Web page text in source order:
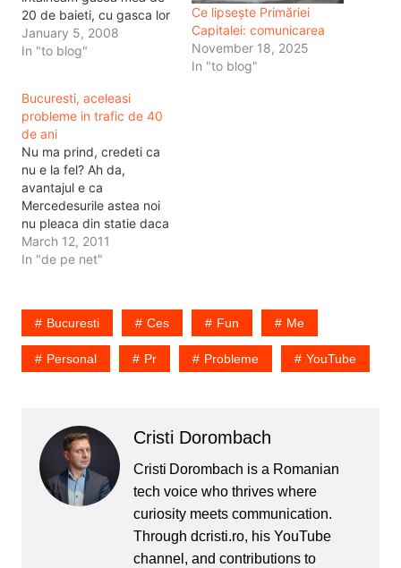
20 de baieti, cu gasca lor
de 20 de baieti pe centru
sau in curtea scolii mele si
gaseam pe acolo. Dupa
care, gasca mai slab
pregatita devenea
prieten…
January 5, 2008
In "to blog"
Ce lipsește Primăriei
Capitalei: comunicarea
November 18, 2025
In "to blog"
Bucuresti, aceleasi
probleme in trafic de 40
de ani
Nu ma prind, credeti ca
nu e la fel? Ah da,
avantajul e ca
Mercedesurile astea noi
nu pleaca din statie daca
nu se inchid complet si
corect usile. In rest totul e
incoace? In Bucuresti?
via.
March 12, 2011
In "de pe net"
Bucuresti Ces Fun Me
Personal Pr Probleme YouTube
Cristi Dorombach
Cristi Dorombach is a Romanian
tech voice who thrives where
curiosity meets communication.
Through dcristi.ro, his YouTube
channel, and contributions to